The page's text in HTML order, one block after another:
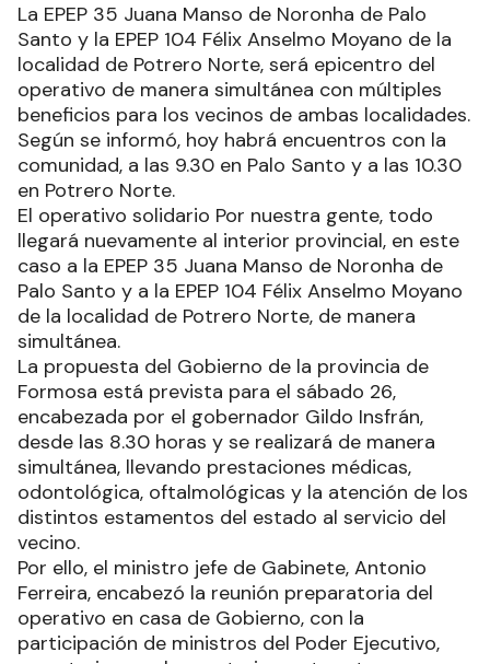
La EPEP 35 Juana Manso de Noronha de Palo
Santo y la EPEP 104 Félix Anselmo Moyano de la
localidad de Potrero Norte, será epicentro del
operativo de manera simultánea con múltiples
beneficios para los vecinos de ambas localidades.
Según se informó, hoy habrá encuentros con la
comunidad, a las 9.30 en Palo Santo y a las 10.30
en Potrero Norte.
El operativo solidario Por nuestra gente, todo
llegará nuevamente al interior provincial, en este
caso a la EPEP 35 Juana Manso de Noronha de
Palo Santo y a la EPEP 104 Félix Anselmo Moyano
de la localidad de Potrero Norte, de manera
simultánea.
La propuesta del Gobierno de la provincia de
Formosa está prevista para el sábado 26,
encabezada por el gobernador Gildo Insfrán,
desde las 8.30 horas y se realizará de manera
simultánea, llevando prestaciones médicas,
odontológica, oftalmológicas y la atención de los
distintos estamentos del estado al servicio del
vecino.
Por ello, el ministro jefe de Gabinete, Antonio
Ferreira, encabezó la reunión preparatoria del
operativo en casa de Gobierno, con la
participación de ministros del Poder Ejecutivo,